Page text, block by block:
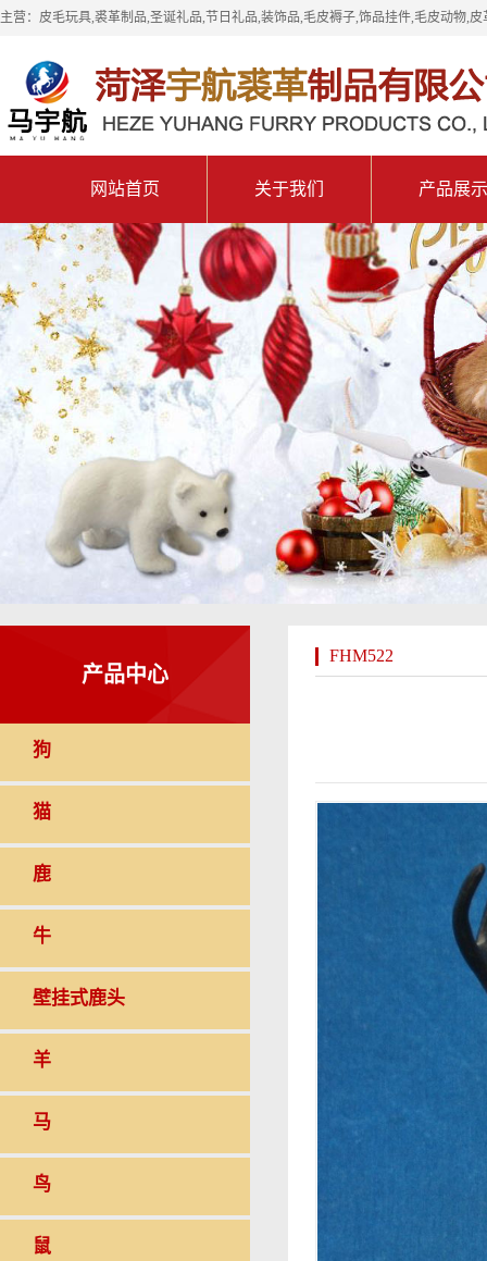
主营：皮毛玩具,裘革制品,圣诞礼品,节日礼品,装饰品,毛皮褥子,饰品挂件,毛皮动物,
网站首页 关于我们 产品展示
产品中心
狗
猫
鹿
牛
壁挂式鹿头
羊
马
鸟
鼠
FHM522